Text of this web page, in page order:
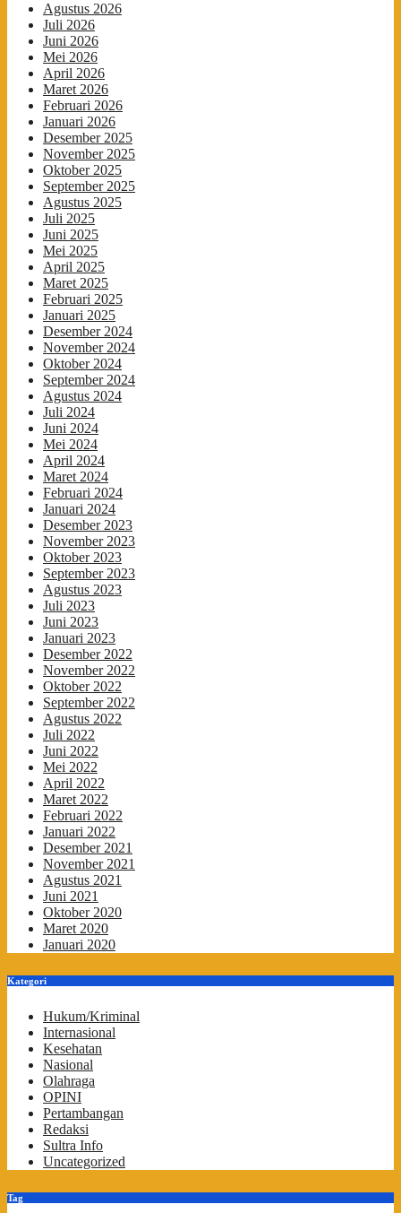
Agustus 2026
Juli 2026
Juni 2026
Mei 2026
April 2026
Maret 2026
Februari 2026
Januari 2026
Desember 2025
November 2025
Oktober 2025
September 2025
Agustus 2025
Juli 2025
Juni 2025
Mei 2025
April 2025
Maret 2025
Februari 2025
Januari 2025
Desember 2024
November 2024
Oktober 2024
September 2024
Agustus 2024
Juli 2024
Juni 2024
Mei 2024
April 2024
Maret 2024
Februari 2024
Januari 2024
Desember 2023
November 2023
Oktober 2023
September 2023
Agustus 2023
Juli 2023
Juni 2023
Januari 2023
Desember 2022
November 2022
Oktober 2022
September 2022
Agustus 2022
Juli 2022
Juni 2022
Mei 2022
April 2022
Maret 2022
Februari 2022
Januari 2022
Desember 2021
November 2021
Agustus 2021
Juni 2021
Oktober 2020
Maret 2020
Januari 2020
Kategori
Hukum/Kriminal
Internasional
Kesehatan
Nasional
Olahraga
OPINI
Pertambangan
Redaksi
Sultra Info
Uncategorized
Tag